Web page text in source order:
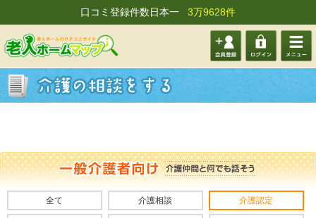
口コミ登録件数日本一 3万9628件
会員登 ログイ メニュ
全て 介護相談 介護認定